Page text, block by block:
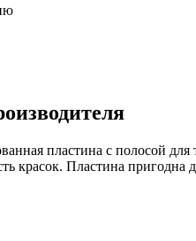
пластина с полосой
красок. Пластина пригодна